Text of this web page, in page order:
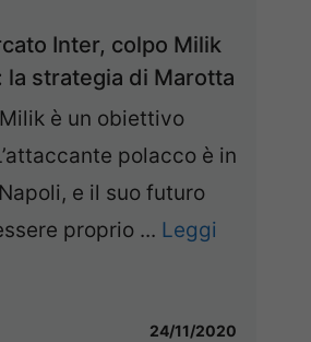
Inter, colpo Milik
la strategia di Marotta
è un obiettivo
polacco è in
e il suo futuro
proprio ... Leggi
24/11/2020